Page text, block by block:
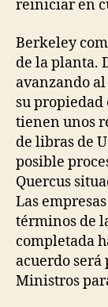
reiniciar en
Berkeley
de la planta.
avanzando
su propiedad
tienen unos
de libras de
posible
Quercus
Las
términos de
completada
acuerdo será
Ministros